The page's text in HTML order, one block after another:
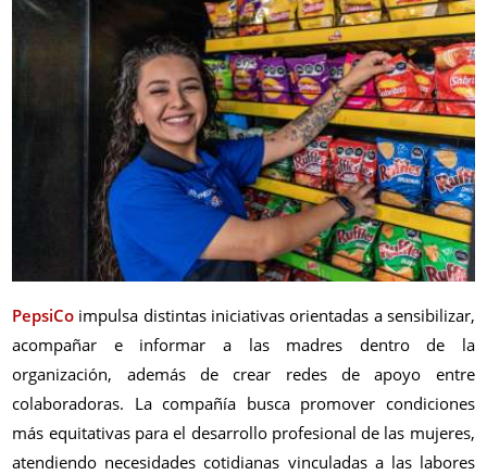
PepsiCo impulsa distintas iniciativas orientadas a sensibilizar,
acompañar e informar a las madres dentro de la
organización, además de crear redes de apoyo entre
colaboradoras. La compañía busca promover condiciones
más equitativas para el desarrollo profesional de las mujeres,
atendiendo necesidades cotidianas vinculadas a las labores